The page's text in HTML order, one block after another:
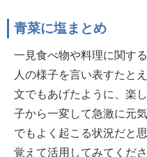
青菜に塩まとめ
一見食べ物や料理に関す
人の様子を言い表すたと
文でもあげたように、楽
子から一変して急激に元
でもよく起こる状況だと
覚えて活用してみてくださ